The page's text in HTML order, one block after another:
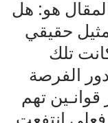
هو: هل
حقيقي
تلك
الفرصة
قوانـين تهم